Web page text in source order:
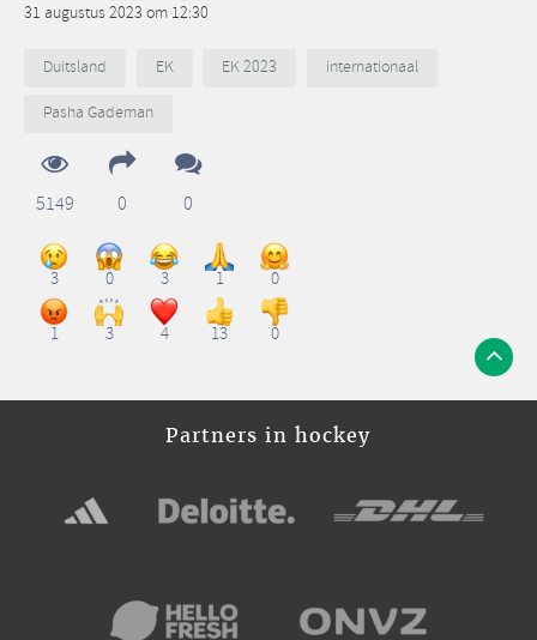
31 augustus 2023 om 12:30
Duitsland EK EK 2023
internationaal
Pasha Gademan
5149 0 0
3 0 3 1 0
1 3 4 13 0
Partners in hockey